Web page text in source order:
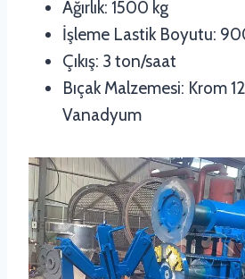
Ağırlık: 1500 kg
İşleme Lastik Boyutu:
Çıkış: 3 ton/saat
Bıçak Malzemesi: Krom
Vanadyum